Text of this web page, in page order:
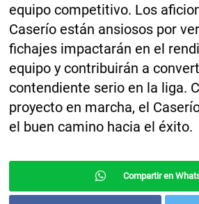
equipo competitivo. Los
Caserío están ansiosos por
fichajes impactarán en el
equipo y contribuirán a
contendiente serio en la liga.
proyecto en marcha, el
el buen camino hacia el éxito.
Compartir en